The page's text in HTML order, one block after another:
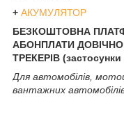
+ АКУМУЛЯТОР
БЕЗКОШТОВНА
АБОНПЛАТИ ДОВІЧНО
ТРЕКЕРІВ
Для автомобілів,
вантажних